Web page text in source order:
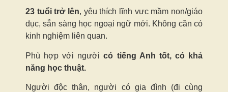
23 tuổi trở lên, yêu thích lĩnh vực mầm non/giáo
dục, sẵn sàng học ngoại ngữ mới. Không cần có
kinh nghiệm liên quan.
Phù hợp với ngườicó tiếng Anh tốt, có khả
năng học thuật.
Người độc thân, người có gia đình (đi cùng